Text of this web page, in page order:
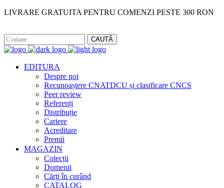
LIVRARE GRATUITA PENTRU COMENZI PESTE 300 RON
CAUTĂ
EDITURA
Despre noi
Recunoaștere CNATDCU și clasificare CNCS
Peer review
Referenți
Distribuție
Cariere
Acreditare
Premii
MAGAZIN
Colecții
Domenii
Cărţi în curând
CATALOG